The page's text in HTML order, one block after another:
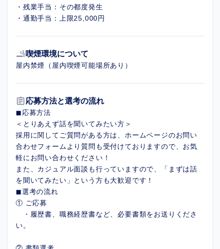
・残業手当：その都度発生
・通勤手当：上限25,000円
smoking_rooms喫煙環境について
屋内禁煙（屋内喫煙可能場所あり）
assignment応募方法と選考の流れ
◼︎︎応募方法
＜とりあえず話を聞いてみたい方＞
採用に関してご質問がある方は、ホームページのお問い
合わせフォームより質問も受付けておりますので、お気
軽にお問い合わせください！
また、カジュアル面談も行っていますので、「まずは話
を聞いてみたい」という方も大歓迎です！
◼︎︎選考の流れ
① ご応募
・履歴書、職務経歴書など、必要書類をお送りくださ
い。